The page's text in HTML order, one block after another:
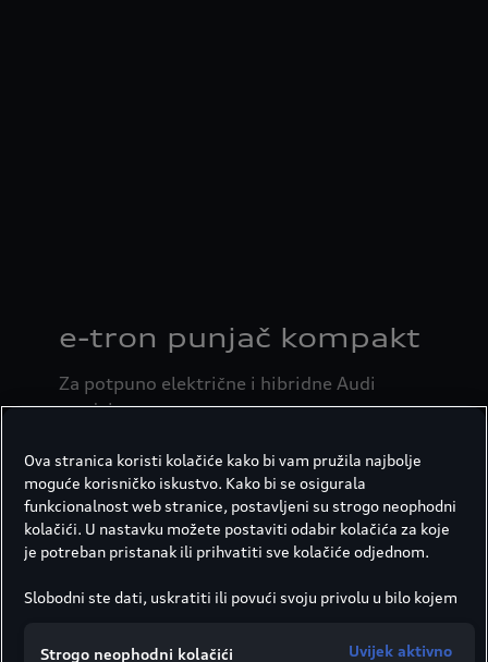
e-tron punjač kompakt
Za potpuno električne i hibridne Audi
modele.
Nije bitno punite li svoj električni
automobil ili hibridni model na
industrijskoj utičnici ili eventualno kućnoj
utičnici, kod kuće ili na vikendici:
modularni e-tron punjač kompakt
Ova stranica koristi kolačiće kako bi vam pružila najbolje
moguće korisničko iskustvo. Kako bi se osigurala
funkcionalnost web stranice, postavljeni su strogo neophodni
kolačići. U nastavku možete postaviti odabir kolačića za koje
je potreban pristanak ili prihvatiti sve kolačiće odjednom.
Slobodni ste dati, uskratiti ili povući svoju privolu u bilo kojem
Društvo Porsche Croatia d.o.o. odgovorno je za ovu web
Strogo neophodni kolačići Uvijek aktivno